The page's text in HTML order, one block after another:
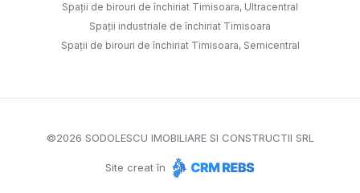
Spații de birouri de închiriat Timisoara, Ultracentral
Spații industriale de închiriat Timisoara
Spații de birouri de închiriat Timisoara, Semicentral
©2026 SODOLESCU IMOBILIARE SI CONSTRUCTII SRL
Site creat în